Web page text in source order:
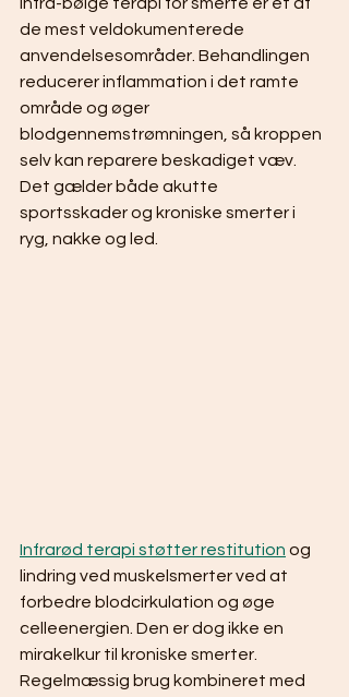
de mest veldokumenterede
anvendelsesområder. Behandlingen
reducerer inflammation i det ramte
område og øger
blodgennemstrømningen, så kroppen
selv kan reparere beskadiget væv.
Det gælder både akutte
sportsskader og kroniske smerter i
ryg, nakke og led.
Infrarød terapi støtter restitution og
lindring ved muskelsmerter ved at
forbedre blodcirkulation og øge
celleenergien. Den er dog ikke en
mirakelkur til kroniske smerter.
Regelmæssig brug kombineret med